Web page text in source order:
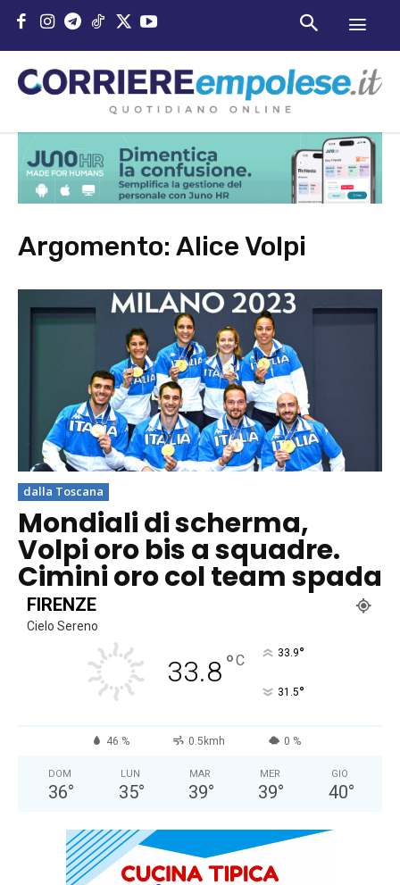
Argomento: Alice Volpi
dalla Toscana
Mondiali di scherma,
Volpi oro bis a squadre.
Cimini oro col team spada
FIRENZE
Cielo Sereno
33.8°C 33.9°
31.5°
46 % 0.5kmh 0 %
DOM
36°
LUN
35°
MAR
39°
MER
39°
GIO
40°